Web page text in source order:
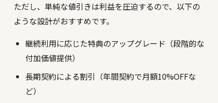
ただし、単純な値引きは利益を圧迫するので、以下の
ような設計がおすすめです。
継続利用に応じた特典のアップグレード（段階的な
付加価値提供）
長期契約による割引（年間契約で月額10%OFFな
ど）